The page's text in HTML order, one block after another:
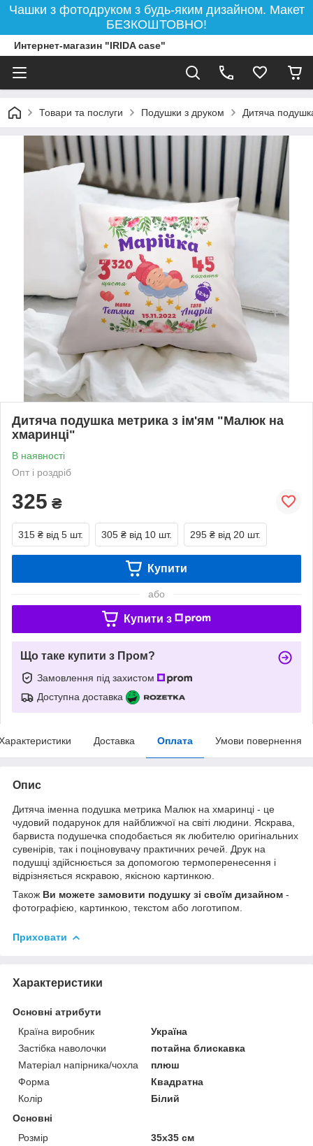
Чашки з фотодруком з будь-яким дизайном. Макет
БЕЗКОШТОВНО!
Интернет-магазин "IRIDA case"
Товари та послуги Подушки з друком Дитяча
Дитяча подушка метрика з ім'ям "Малюк на
хмаринці"
В наявності
Опт і роздріб
325 ₴
315 ₴ від 5 шт. 305 ₴ від 10 шт. 295 ₴ від 20 шт.
Купити
або
Купити з
Що таке купити з Пром?
Замовлення під захистом
Доступна доставка
Доставка Оплата Умови повернення
Опис
Дитяча іменна подушка метрика Малюк на хмаринці - це
чудовий подарунок для найближчої на світі людини. Яскрава,
барвиста подушечка сподобається як любителю оригінальних
сувенірів, так і поціновувачу практичних речей. Друк на
подушці здійснюється за допомогою термоперенесення і
відрізняється яскравою, якісною картинкою.
Також Ви можете замовити подушку зі своїм дизайном -
фотографією, картинкою, текстом або логотипом.
Приховати
Характеристики
Основні атрибути
Країна виробник
Україна
Застібка наволочки
потайна блискавка
Матеріал напірника/чохла
плюш
Форма
Квадратна
Колір
Білий
Основні
Розмір
35x35 см